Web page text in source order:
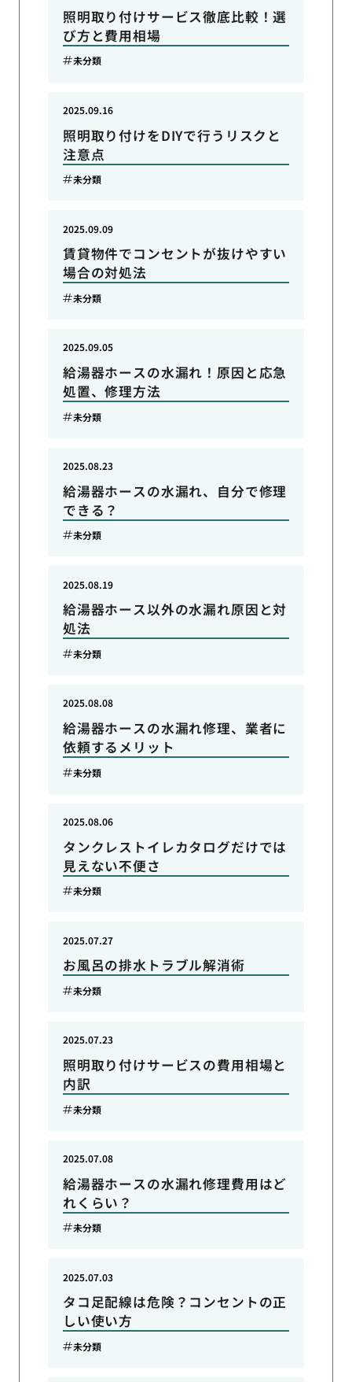
照明取り付けサービス徹底比較！選
び方と費用相場
未分類
照明取り付けをDIYで行うリスクと
注意点
2025.09.16
未分類
賃貸物件でコンセントが抜けやすい
場合の対処法
2025.09.09
未分類
給湯器ホースの水漏れ！原因と応急
処置、修理方法
2025.09.05
未分類
給湯器ホースの水漏れ、自分で修理
できる？
2025.08.23
未分類
給湯器ホース以外の水漏れ原因と対
処法
2025.08.19
未分類
給湯器ホースの水漏れ修理、業者に
依頼するメリット
2025.08.08
未分類
タンクレストイレカタログだけでは
見えない不便さ
2025.08.06
未分類
お風呂の排水トラブル解消術
2025.07.27
未分類
照明取り付けサービスの費用相場と
内訳
2025.07.23
未分類
給湯器ホースの水漏れ修理費用はど
れくらい？
2025.07.08
未分類
タコ足配線は危険？コンセントの正
しい使い方
2025.07.03
未分類